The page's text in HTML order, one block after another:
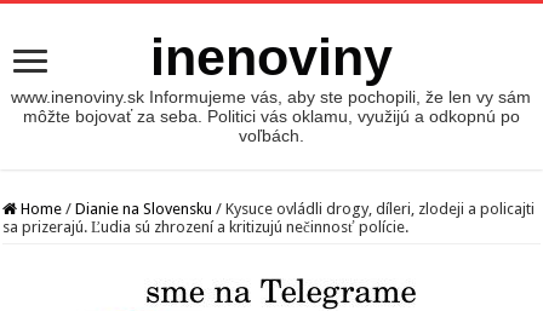
inenoviny
www.inenoviny.sk Informujeme vás, aby ste pochopili, že len vy sám
môžte bojovať za seba. Politici vás oklamu, využijú a odkopnú po
voľbách.
Home / Dianie na Slovensku / Kysuce ovládli drogy, díleri, zlodeji a policajti
sa prizerajú. Ľudia sú zhrození a kritizujú nečinnosť polície.